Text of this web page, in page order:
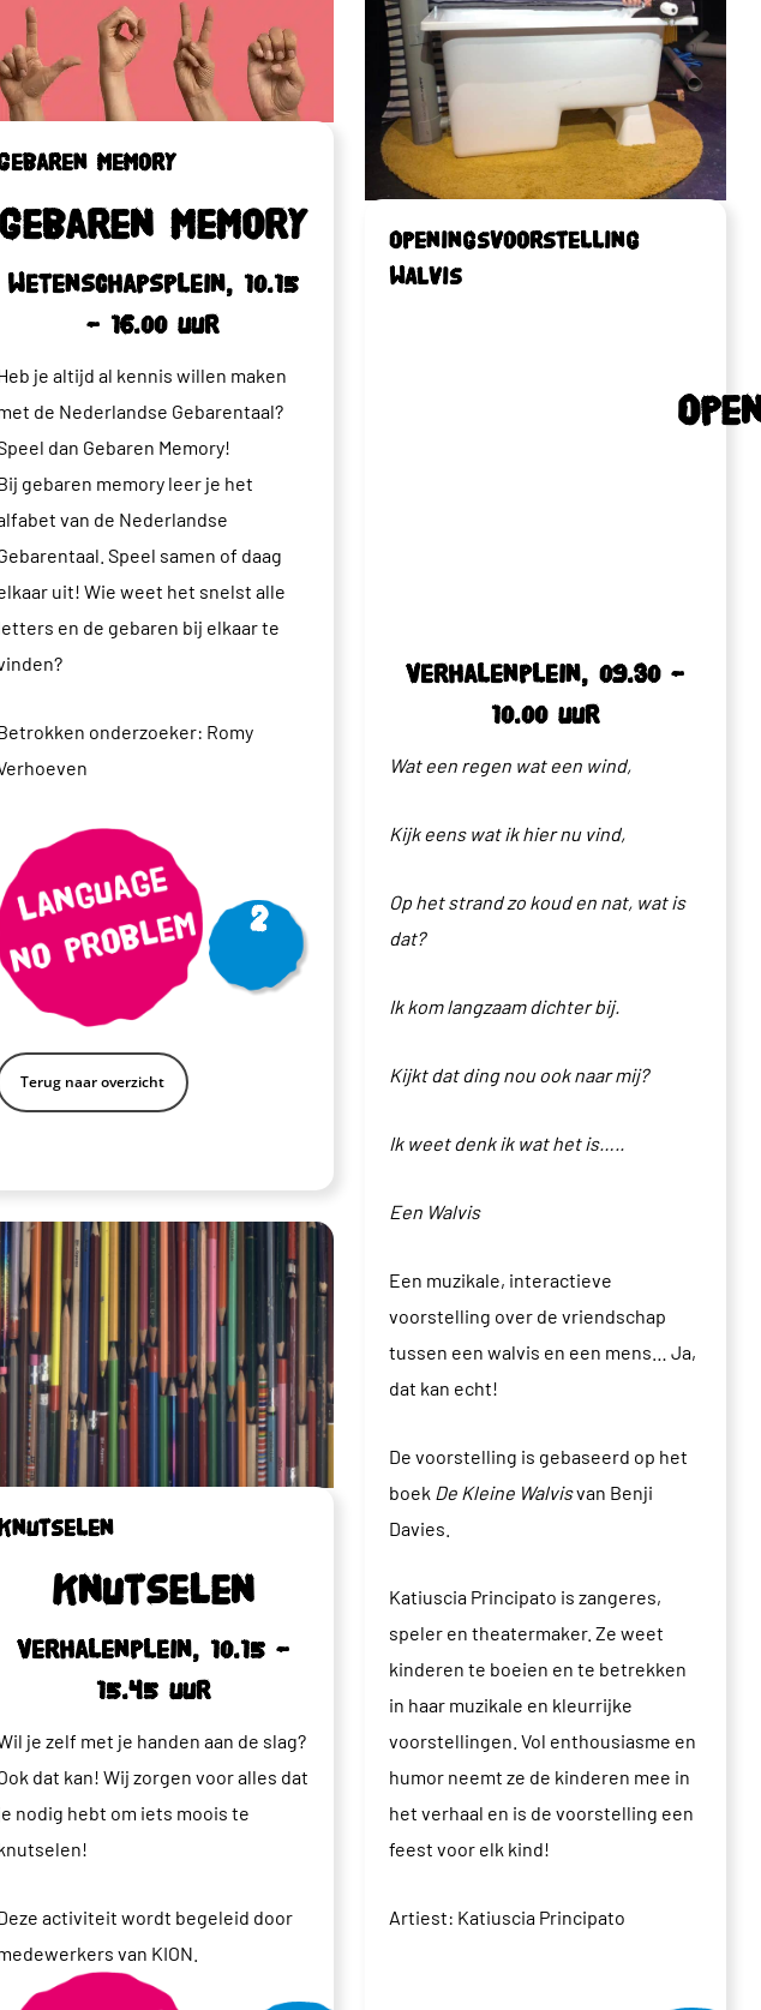
Openingsvoorstelling
WALvis
Verhalenplein, 09.30 –
10.00 uur
Wat een regen wat een wind,
Kijk eens wat ik hier nu vind,
Op het strand zo koud en nat, wat is
dat?
Ik kom langzaam dichter bij.
Kijkt dat ding nou ook naar mij?
Ik weet denk ik wat het is…..
Een Walvis
Een muzikale, interactieve
voorstelling over de vriendschap
tussen een walvis en een mens… Ja,
dat kan echt!
De voorstelling is gebaseerd op het
boek De Kleine Walvisvan Benji
Davies.
Katiuscia Principato is zangeres,
speler en theatermaker. Ze weet
kinderen te boeien en te betrekken
in haar muzikale en kleurrijke
voorstellingen. Vol enthousiasme en
humor neemt ze de kinderen mee in
het verhaal en is de voorstelling een
feest voor elk kind!
Artiest: Katiuscia Principato
memory
Gebaren memory
Wetenschapsplein, 10.15
– 16.00 uur
je altijd al kennis willen maken
de Nederlandse Gebarentaal?
dan Gebaren Memory!
gebaren memory leer je het
van de Nederlandse
Speel samen of daag
uit! Wie weet het snelst alle
en de gebaren bij elkaar te
onderzoeker: Romy
Terug naar overzicht
2
Knutselen
Verhalenplein, 10.15 –
15.45 uur
je zelf met je handen aan de slag?
dat kan! Wij zorgen voor alles dat
nodig hebt om iets moois te
activiteit wordt begeleid door
van KION.